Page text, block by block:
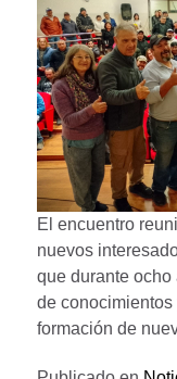
El encuentro
nuevos
que durante
de
formación de